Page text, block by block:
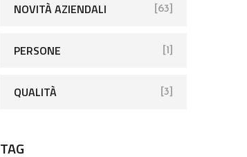
NOVITÀ AZIENDALI [63]
PERSONE [1]
QUALITÀ [3]
TAG